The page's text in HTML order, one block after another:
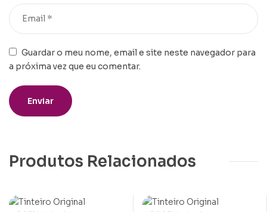
Guardar o meu nome, email e site neste navegador para
a próxima vez que eu comentar.
Produtos Relacionados